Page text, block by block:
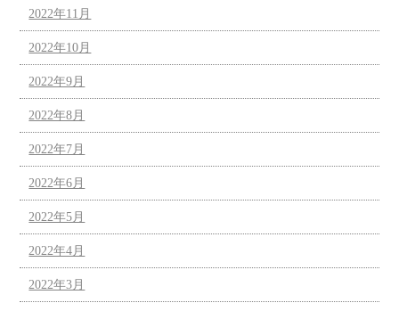
2022年11月
2022年10月
2022年9月
2022年8月
2022年7月
2022年6月
2022年5月
2022年4月
2022年3月